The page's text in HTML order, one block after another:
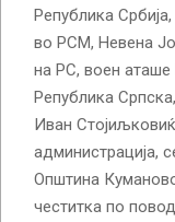
Република
во РСМ, Невена
на РС, воен аташе
Република
Иван
администрација,
Општина
честитка по